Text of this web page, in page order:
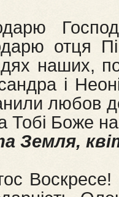
отця
наших,
і
любов
Тобі Боже
Земля,
Воскресе!